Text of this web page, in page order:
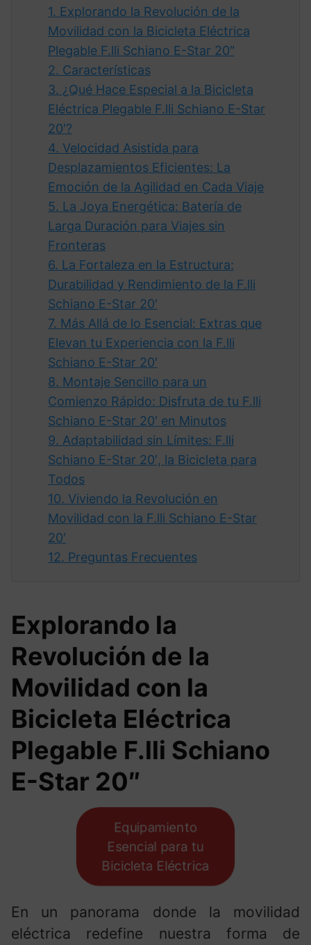
1. Explorando la Revolución de la
Movilidad con la Bicicleta Eléctrica
Plegable F.lli Schiano E-Star 20″
2. Características
3. ¿Qué Hace Especial a la Bicicleta
Eléctrica Plegable F.lli Schiano E-Star
20′?
4. Velocidad Asistida para
Desplazamientos Eficientes: La
Emoción de la Agilidad en Cada Viaje
5. La Joya Energética: Batería de
Larga Duración para Viajes sin
Fronteras
6. La Fortaleza en la Estructura:
Durabilidad y Rendimiento de la F.lli
Schiano E-Star 20′
7. Más Allá de lo Esencial: Extras que
Elevan tu Experiencia con la F.lli
Schiano E-Star 20′
8. Montaje Sencillo para un
Comienzo Rápido: Disfruta de tu F.lli
Schiano E-Star 20′ en Minutos
9. Adaptabilidad sin Límites: F.lli
Schiano E-Star 20′, la Bicicleta para
Todos
10. Viviendo la Revolución en
Movilidad con la F.lli Schiano E-Star
20′
12. Preguntas Frecuentes
Explorando la
Revolución de la
Movilidad con la
Bicicleta Eléctrica
Plegable F.lli Schiano
E-Star 20″
Equipamiento
Esencial para tu
Bicicleta Eléctrica
En un panorama donde la movilidad
eléctrica redefine nuestra forma de